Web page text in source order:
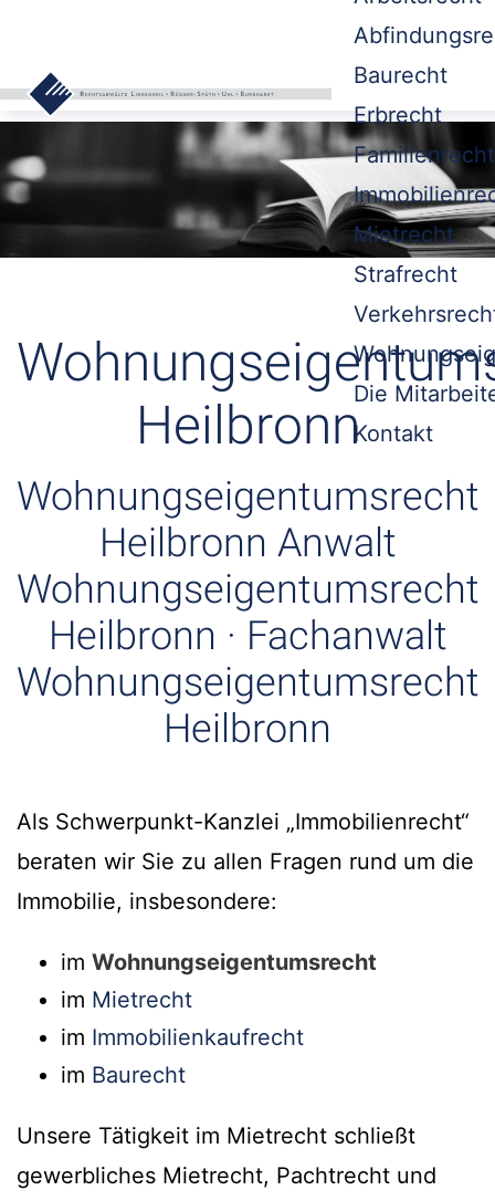
Baurecht
Erbrecht
Familienrecht
Mietrecht
Strafrecht
Die
Kontakt
Heilbronn
Wohnungseigentumsrecht
Heilbronn Anwalt
Wohnungseigentumsrecht
Heilbronn · Fachanwalt
Wohnungseigentumsrecht
Heilbronn
Als Schwerpunkt-Kanzlei „Immobilienrecht“
beraten wir Sie zu allen Fragen rund um die
Immobilie, insbesondere:
im Wohnungseigentumsrecht
im Mietrecht
im Immobilienkaufrecht
im Baurecht
Unsere Tätigkeit im Mietrecht schließt
gewerbliches Mietrecht, Pachtrecht und